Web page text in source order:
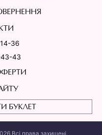
36
43
БУКЛЕТ
Всі права захищені.